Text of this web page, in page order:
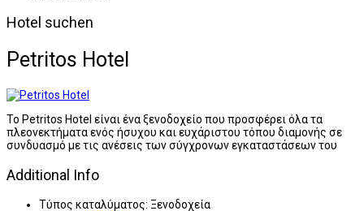
Hotel suchen
Petritos Hotel
Το Petritos Hotel είναι ένα ξενοδοχείο που προσφέρει όλα τα
πλεονεκτήματα ενός ήσυχου και ευχάριστου τόπου διαμονής σε
συνδυασμό με τις ανέσεις των σύγχρονων εγκαταστάσεων του
Additional Info
Τύπος καταλύματος: Ξενοδοχεία